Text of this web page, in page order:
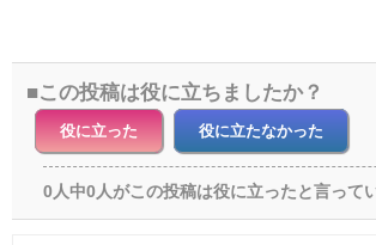
この投稿は役に立ちましたか？
役に立った 役に立たなかった
0人中0人がこの投稿は役に立ったと言って